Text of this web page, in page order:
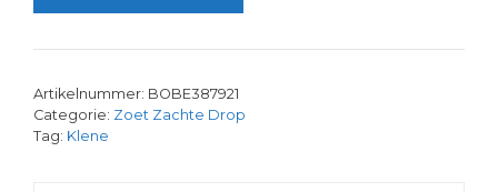
Artikelnummer: BOBE387921
Categorie: Zoet Zachte Drop
Tag: Klene